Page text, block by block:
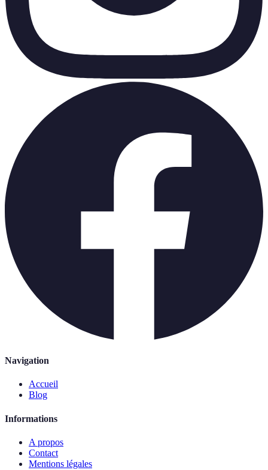
Navigation
Accueil
Blog
Informations
A propos
Contact
Mentions légales